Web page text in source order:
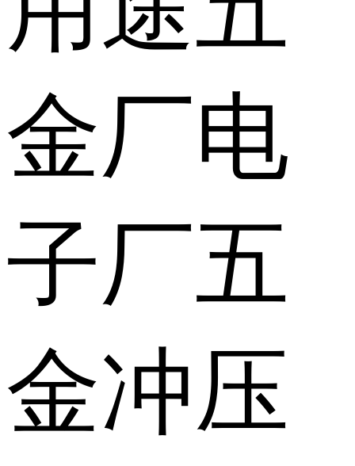
金厂电
子厂五
金冲压